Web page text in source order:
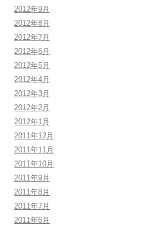
2012年9月
2012年8月
2012年7月
2012年6月
2012年5月
2012年4月
2012年3月
2012年2月
2012年1月
2011年12月
2011年11月
2011年10月
2011年9月
2011年8月
2011年7月
2011年6月